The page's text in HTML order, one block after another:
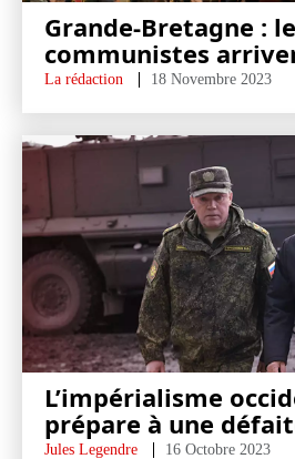
Grande-Bretagne :
communistes
La rédaction 18 Novembre 2023
L’impérialisme
prépare à une
Jules Legendre 16 Octobre 2023